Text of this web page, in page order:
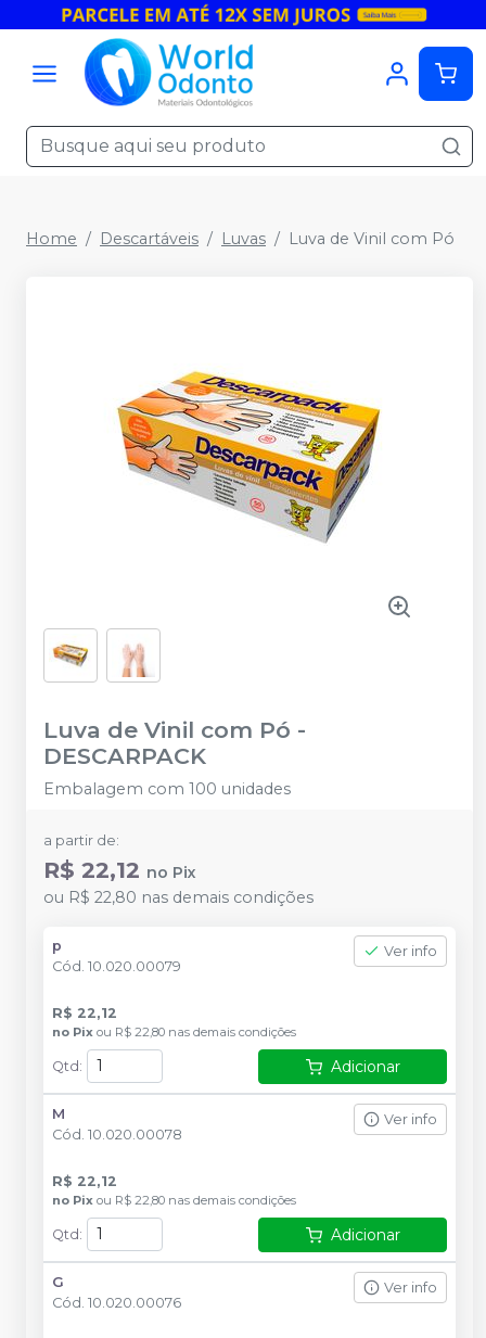
Home Descartáveis Luvas Luva de Vinil com Pó
Luva de Vinil com Pó -
DESCARPACK
Embalagem com 100 unidades
a partir de:
R$ 22,12 no Pix
ou R$ 22,80 nas demais condições
p
Cód. 10.020.00079
Ver info
R$ 22,12
no Pix ou R$ 22,80 nas demais condições
Qtd : Adicionar
M
Cód. 10.020.00078
Ver info
R$ 22,12
no Pix ou R$ 22,80 nas demais condições
Qtd : Adicionar
G
Cód. 10.020.00076
Ver info